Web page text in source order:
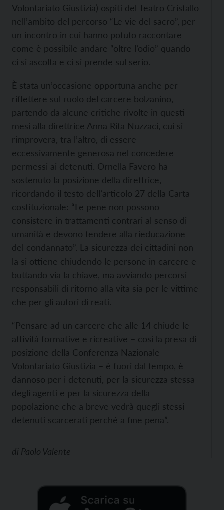
Volontariato Giustizia) ospiti del Teatro Cristallo
nell’ambito del percorso “Le vie del sacro”, per
un incontro in cui hanno potuto raccontare
come è possibile andare “oltre l’odio” quando
ci si ascolta e ci si prende sul serio.
È stata un’occasione opportuna anche per
riflettere sul ruolo del carcere bolzanino,
partendo da alcune critiche rivolte in questi
mesi alla direttrice Anna Rita Nuzzaci, cui si
rimprovera, tra l’altro, di essere
eccessivamente generosa nel concedere
permessi ai detenuti. Ornella Favero ha
sostenuto la posizione della direttrice,
ricordando il testo dell’articolo 27 della Carta
costituzionale: “Le pene non possono
consistere in trattamenti contrari al senso di
umanità e devono tendere alla rieducazione
del condannato”. La sicurezza dei cittadini non
la si ottiene chiudendo le persone in carcere e
buttando via la chiave, ma avviando percorsi
responsabili di ritorno alla vita sia per le vittime
che per gli autori di reati.
“Pensare ad un carcere che alle 14 chiude le
attività formative e ricreative – così la presa di
posizione della Conferenza Nazionale
Volontariato Giustizia – è fuori dal tempo, è
dannoso per i detenuti, per la sicurezza stessa
degli agenti e per la sicurezza della
popolazione che a breve vedrà quegli stessi
detenuti scarcerati perché a fine pena”.
di Paolo Valente